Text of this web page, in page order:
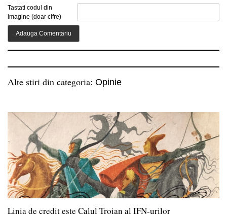
Tastati codul din
imagine (doar cifre)
Alte stiri din categoria: Opinie
Linia de credit este Calul Troian al IFN-urilor